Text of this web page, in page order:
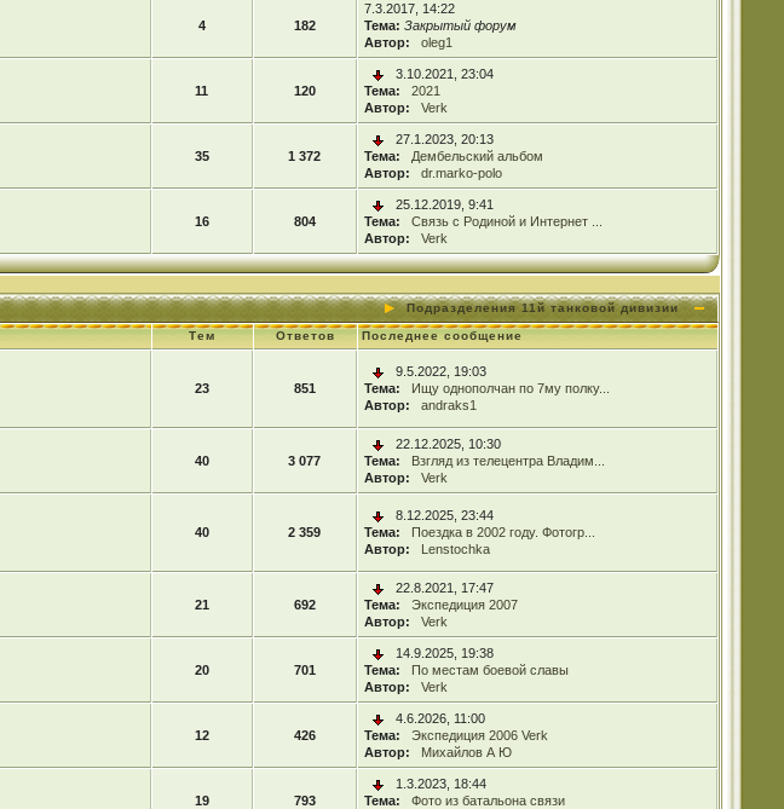
4 182
7.3.2017, 14:22
Тема: Закрытый форум
Автор:
oleg1
11 120
3.10.2021, 23:04
Тема:
2021
Автор:
Verk
35 1 372
27.1.2023, 20:13
Тема:
Дембельский альбом
Автор:
dr.marko-polo
16 804
25.12.2019, 9:41
Тема:
Связь с Родиной и Интернет ...
Автор:
Verk
Подразделения 11й танковой дивизии
Тем Ответов Последнее сообщение
23 851
9.5.2022, 19:03
Тема:
Ищу однополчан по 7му полку...
Автор:
andraks1
40 3 077
22.12.2025, 10:30
Тема:
Взгляд из телецентра Владим...
Автор:
Verk
40 2 359
8.12.2025, 23:44
Тема:
Поездка в 2002 году. Фотогр...
Автор:
Lenstochka
21 692
22.8.2021, 17:47
Тема:
Экспедиция 2007
Автор:
Verk
20 701
14.9.2025, 19:38
Тема:
По местам боевой славы
Автор:
Verk
12 426
4.6.2026, 11:00
Тема:
Экспедиция 2006 Verk
Автор:
Михайлов А Ю
19 793
1.3.2023, 18:44
Тема:
Фото из батальона связи